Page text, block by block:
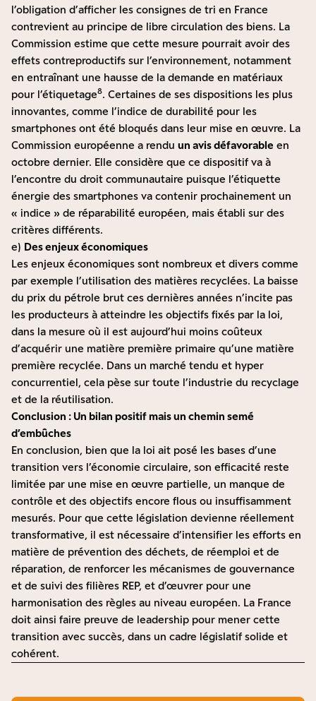
l’obligation d’afficher les consignes de tri en France
contrevient au principe de libre circulation des biens. La
Commission estime que cette mesure pourrait avoir des
effets contreproductifs sur l’environnement, notamment
en entraînant une hausse de la demande en matériaux
pour l’étiquetage8. Certaines de ses dispositions les plus
innovantes, comme l’indice de durabilité pour les
smartphones ont été bloqués dans leur mise en œuvre. La
Commission européenne a rendu un avis défavorable en
octobre dernier. Elle considère que ce dispositif va à
l’encontre du droit communautaire puisque l’étiquette
énergie des smartphones va contenir prochainement un
« indice » de réparabilité européen, mais établi sur des
critères différents.
e) Des enjeux économiques
Les enjeux économiques sont nombreux et divers comme
par exemple l’utilisation des matières recyclées. La baisse
du prix du pétrole brut ces dernières années n’incite pas
les producteurs à atteindre les objectifs fixés par la loi,
dans la mesure où il est aujourd’hui moins coûteux
d’acquérir une matière première primaire qu’une matière
première recyclée. Dans un marché tendu et hyper
concurrentiel, cela pèse sur toute l’industrie du recyclage
et de la réutilisation.
Conclusion : Un bilan positif mais un chemin semé
d’embûches
En conclusion, bien que la loi ait posé les bases d’une
transition vers l’économie circulaire, son efficacité reste
limitée par une mise en œuvre partielle, un manque de
contrôle et des objectifs encore flous ou insuffisamment
mesurés. Pour que cette législation devienne réellement
transformative, il est nécessaire d’intensifier les efforts en
matière de prévention des déchets, de réemploi et de
réparation, de renforcer les mécanismes de gouvernance
et de suivi des filières REP, et d’œuvrer pour une
harmonisation des règles au niveau européen. La France
doit ainsi faire preuve de leadership pour mener cette
transition avec succès, dans un cadre législatif solide et
cohérent.